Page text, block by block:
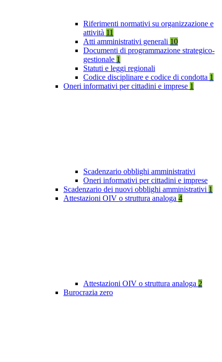
Riferimenti normativi su organizzazione e
attività 11
Atti amministrativi generali 10
Documenti di programmazione strategico-
gestionale 1
Statuti e leggi regionali
Codice disciplinare e codice di condotta 1
Oneri informativi per cittadini e imprese 1
Scadenzario obblighi amministrativi
Oneri informativi per cittadini e imprese
Scadenzario dei nuovi obblighi amministrativi 1
Attestazioni OIV o struttura analoga 4
Attestazioni OIV o struttura analoga 2
Burocrazia zero